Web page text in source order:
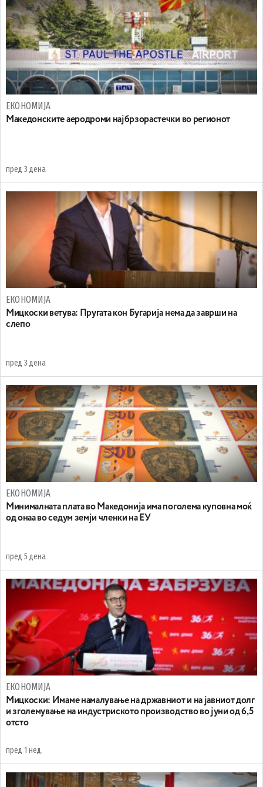
ЕКОНОМИЈА
Maкедонските аеродроми најбрзорастечки во регионот
пред 3 дена
ЕКОНОМИЈА
Mицкоски ветува: Пругата кон Бугарија нема да заврши на
слепо
пред 3 дена
ЕКОНОМИЈА
Минималната плата во Македонија има поголема куповна моќ
од онаа во седум земји членки на ЕУ
пред 5 дена
ЕКОНОМИЈА
Mицкоски: Имаме намалување на државниот и на јавниот долг
и зголемување на индустриското производство во јуни од 6,5
отсто
пред 1 нед.